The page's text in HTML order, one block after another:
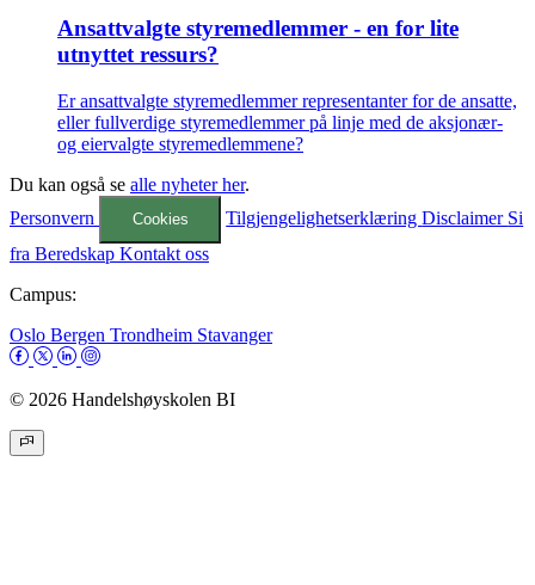
Ansattvalgte styremedlemmer - en for lite
utnyttet ressurs?
Er ansattvalgte styremedlemmer representanter for de ansatte,
eller fullverdige styremedlemmer på linje med de aksjonær-
og eiervalgte styremedlemmene?
Du kan også se alle nyheter her.
Personvern
Cookies TilgjengelighetserklæringDisclaimer Si
fra Beredskap Kontakt oss
Campus:
Oslo Bergen Trondheim Stavanger
© 2026 Handelshøyskolen BI